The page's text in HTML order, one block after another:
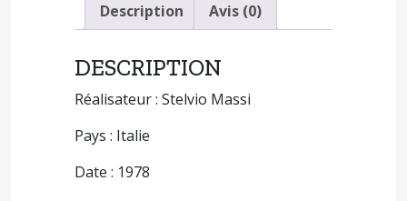
Description Avis (0)
DESCRIPTION
Réalisateur : Stelvio Massi
Pays : Italie
Date : 1978